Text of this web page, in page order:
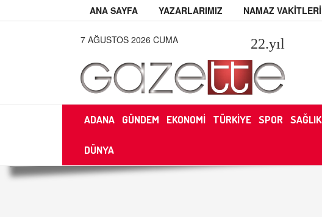
ANA SAYFA YAZARLARIMIZ NAMAZ VAKİTLERİ
7 AĞUSTOS 2026 CUMA 22.yıl
ADANA GÜNDEM EKONOMİ TÜRKİYE SPOR SAĞLIK
DÜNYA